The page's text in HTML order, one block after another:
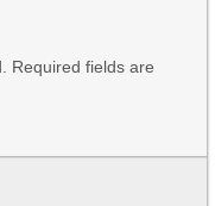
Required fields are